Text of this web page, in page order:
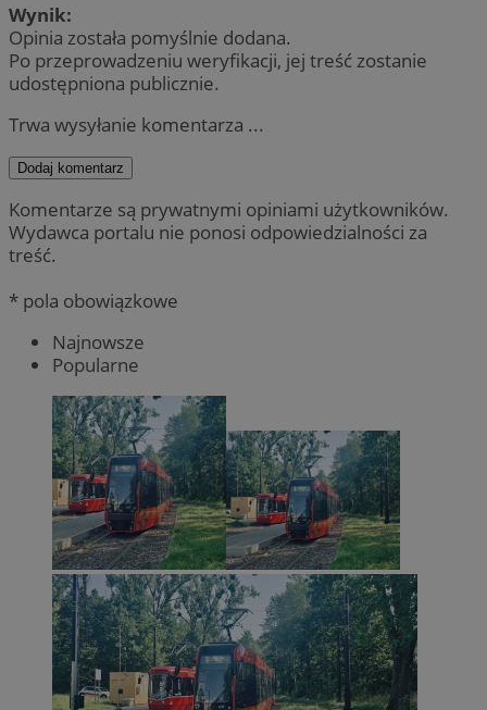
Wynik:
Opinia została pomyślnie dodana.
Po przeprowadzeniu weryfikacji, jej treść zostanie
udostępniona publicznie.
Trwa wysyłanie komentarza ...
Dodaj komentarz
Komentarze są prywatnymi opiniami użytkowników.
Wydawca portalu nie ponosi odpowiedzialności za
treść.
* pola obowiązkowe
Najnowsze
Popularne